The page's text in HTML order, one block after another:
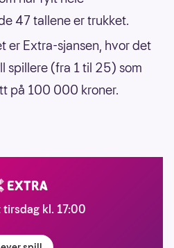
47 tallene er trukket.
er Extra-sjansen, hvor det
spillere (fra 1 til 25) som
på 100 000 kroner.
kl. 17:00